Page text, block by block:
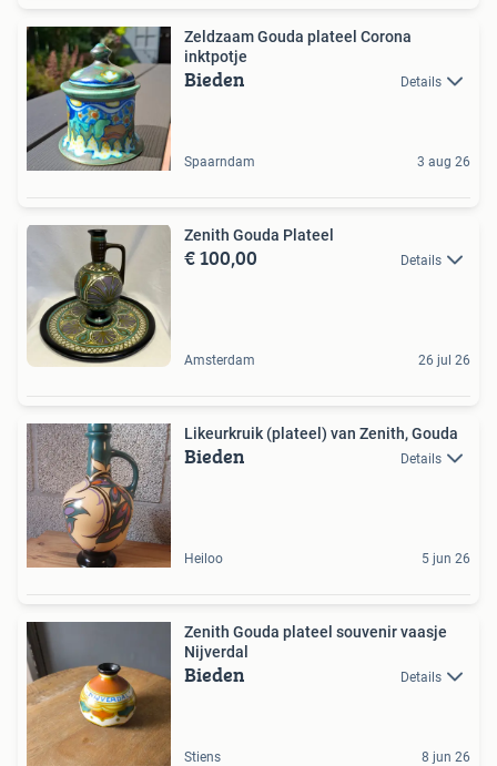
Zeldzaam Gouda plateel Corona
inktpotje
Bieden Details
Spaarndam 3 aug 26
Zenith Gouda Plateel
€ 100,00 Details
Amsterdam 26 jul 26
Likeurkruik (plateel) van Zenith, Gouda
Bieden Details
Heiloo 5 jun 26
Zenith Gouda plateel souvenir vaasje
Nijverdal
Bieden Details
Stiens 8 jun 26